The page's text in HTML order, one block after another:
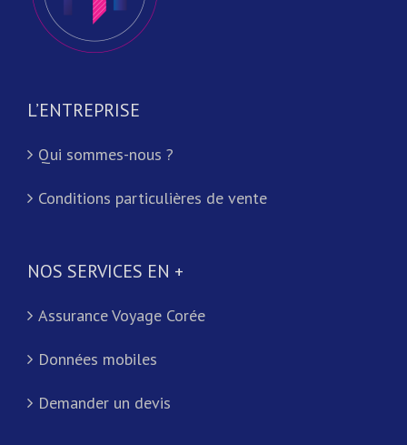
L’ENTREPRISE
Qui sommes-nous ?
Conditions particulières de vente
NOS SERVICES EN +
Assurance Voyage Corée
Données mobiles
Demander un devis